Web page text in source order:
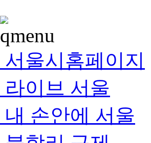
서울시홈페이지
라이브 서울
내 손안에 서울